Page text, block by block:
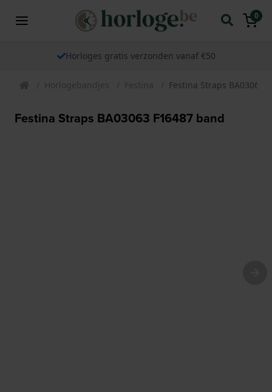
0
Horloges gratis verzonden vanaf €50
Horlogebandjes Festina Festina Straps BA03063
Festina Straps BA03063 F16487 band